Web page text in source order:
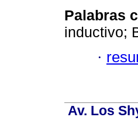
Palabras
inductivo;
·
Av. Los